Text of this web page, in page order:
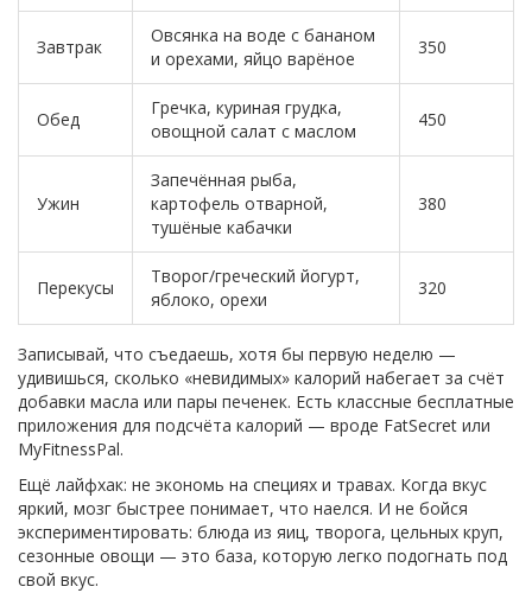
Завтрак
Овсянка на воде с бананом
и орехами, яйцо варёное
350
Обед
Гречка, куриная грудка,
овощной салат с маслом
450
Ужин
Запечённая рыба,
картофель отварной,
тушёные кабачки
380
Перекусы
Творог/греческий йогурт,
яблоко, орехи
320
Записывай, что съедаешь, хотя бы первую неделю —
удивишься, сколько «невидимых» калорий набегает за счёт
добавки масла или пары печенек. Есть классные бесплатные
приложения для подсчёта калорий — вроде FatSecret или
MyFitnessPal.
Ещё лайфхак: не экономь на специях и травах. Когда вкус
яркий, мозг быстрее понимает, что наелся. И не бойся
экспериментировать: блюда из яиц, творога, цельных круп,
сезонные овощи — это база, которую легко подогнать под
свой вкус.